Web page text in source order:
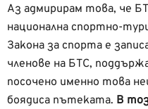
Аз адмирирам това, че
национална спортно-
Закона за спорта е
членове на БТС,
посочено именно това
боядиса пътеката. В